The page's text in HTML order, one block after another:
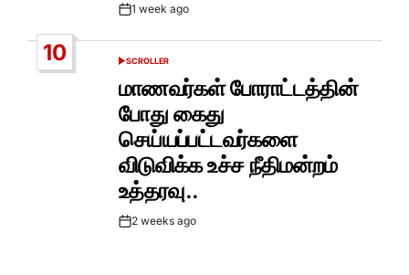
Post1 week ago
10
POSTED
SCROLLER
மாணவர்கள் போராட்டத்தின்
போது கைது
செய்யப்பட்டவர்களை
விடுவிக்க உச்ச நீதிமன்றம்
உத்தரவு..
Post2 weeks ago